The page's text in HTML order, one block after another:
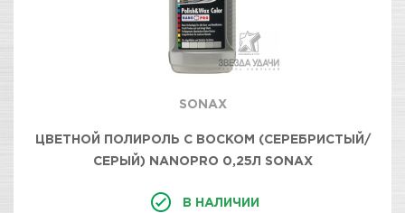
SONAX
ЦВЕТНОЙ ПОЛИРОЛЬ С ВОСКОМ (СЕРЕБРИСТЫЙ/
СЕРЫЙ) NANOPRO 0,25Л SONAX
В НАЛИЧИИ